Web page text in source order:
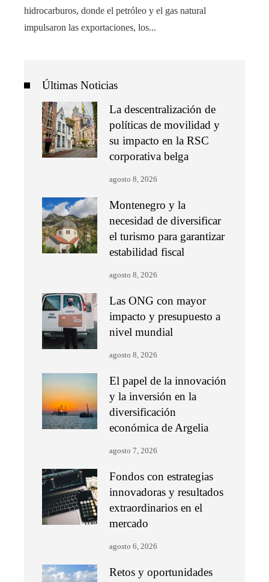
hidrocarburos, donde el petróleo y el gas natural
impulsaron las exportaciones, los...
Últimas Noticias
La descentralización de
políticas de movilidad y
su impacto en la RSC
corporativa belga
agosto 8, 2026
Montenegro y la
necesidad de diversificar
el turismo para garantizar
estabilidad fiscal
agosto 8, 2026
Las ONG con mayor
impacto y presupuesto a
nivel mundial
agosto 8, 2026
El papel de la innovación
y la inversión en la
diversificación
económica de Argelia
agosto 7, 2026
Fondos con estrategias
innovadoras y resultados
extraordinarios en el
mercado
agosto 6, 2026
Retos y oportunidades